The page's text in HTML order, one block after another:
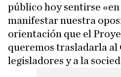
público hoy sentirse «en
manifestar nuestra
orientación que el
queremos trasladarla al
legisladores y a la